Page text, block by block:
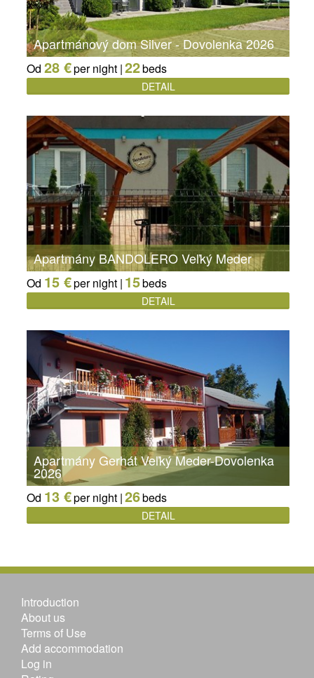
Apartmánový dom Silver - Dovolenka 2026
Od 28 €per night |22beds
DETAIL
Apartmány BANDOLERO Veľký Meder
Od 15 €per night | 15beds
DETAIL
Apartmány Gerhát Veľký Meder-Dovolenka
2026
Od 13 €per night |26beds
DETAIL
Introduction
About us
Terms of Use
Add accommodation
Log in